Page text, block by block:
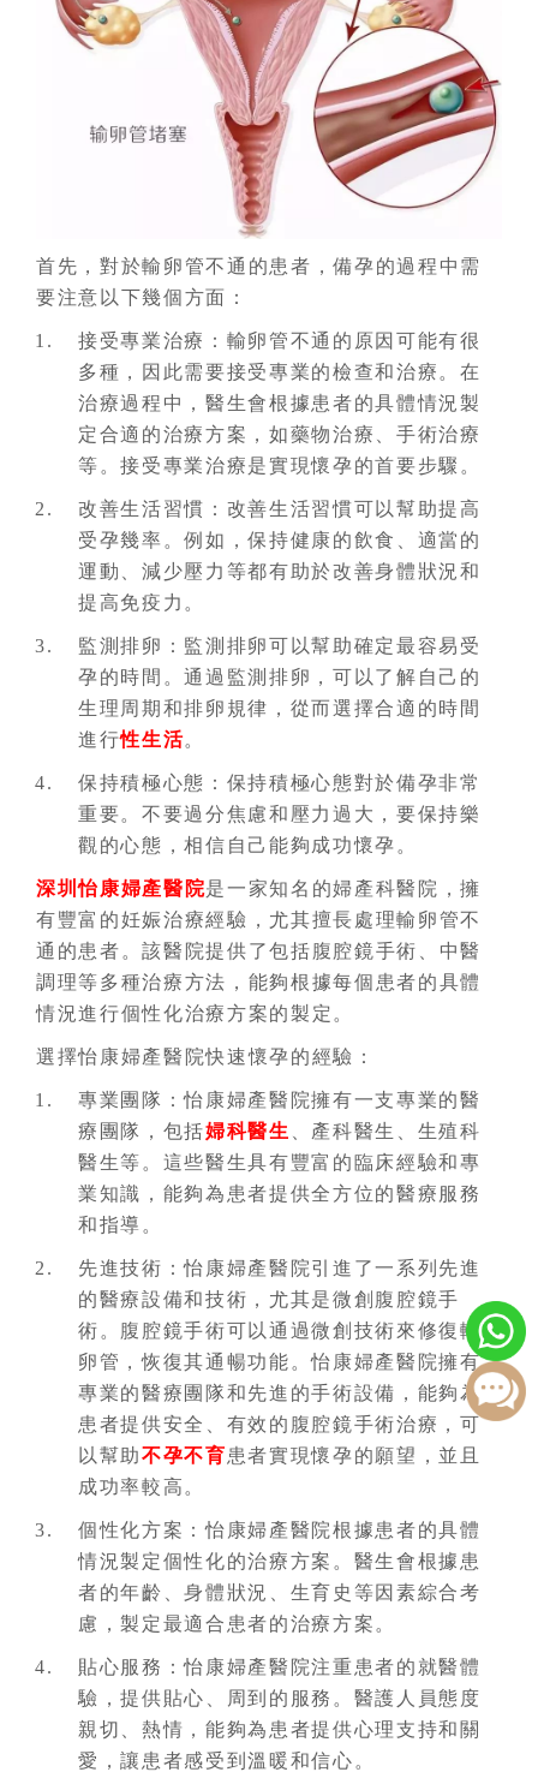
首先，對於輸卵管不通的患者，備孕的過程中需
要注意以下幾個方面：
接受專業治療：輸卵管不通的原因可能有很
多種，因此需要接受專業的檢查和治療。在
治療過程中，醫生會根據患者的具體情況製
定合適的治療方案，如藥物治療、手術治療
等。接受專業治療是實現懷孕的首要步驟。
改善生活習慣：改善生活習慣可以幫助提高
受孕幾率。例如，保持健康的飲食、適當的
運動、減少壓力等都有助於改善身體狀況和
提高免疫力。
監測排卵：監測排卵可以幫助確定最容易受
孕的時間。通過監測排卵，可以了解自己的
生理周期和排卵規律，從而選擇合適的時間
進行性生活。
保持積極心態：保持積極心態對於備孕非常
重要。不要過分焦慮和壓力過大，要保持樂
觀的心態，相信自己能夠成功懷孕。
深圳怡康婦產醫院是一家知名的婦產科醫院，擁
有豐富的妊娠治療經驗，尤其擅長處理輸卵管不
通的患者。該醫院提供了包括腹腔鏡手術、中醫
調理等多種治療方法，能夠根據每個患者的具體
情況進行個性化治療方案的製定。
選擇怡康婦產醫院快速懷孕的經驗：
專業團隊：怡康婦產醫院擁有一支專業的醫
療團隊，包括婦科醫生
、產科醫生、生殖科
醫生等。這些醫生具有豐富的臨床經驗和專
業知識，能夠為患者提供全方位的醫療服務
和指導。
先進技術：怡康婦產醫院引進了一系列先進
的醫療設備和技術，尤其是微創腹腔鏡手
術。腹腔鏡手術可以通過微創技術來修復輸
卵管，恢復其通暢功能。怡康婦產醫院擁有
專業的醫療團隊和先進的手術設備，能夠為
患者提供安全、有效的腹腔鏡手術治療，可
以幫助不孕不育患者實現懷孕的願望，並且
成功率較高。
個性化方案：怡康婦產醫院根據患者的具體
情況製定個性化的治療方案。醫生會根據患
者的年齡、身體狀況、生育史等因素綜合考
慮，製定最適合患者的治療方案。
貼心服務：怡康婦產醫院注重患者的就醫體
驗，提供貼心、周到的服務。醫護人員態度
親切、熱情，能夠為患者提供心理支持和關
愛，讓患者感受到溫暖和信心。